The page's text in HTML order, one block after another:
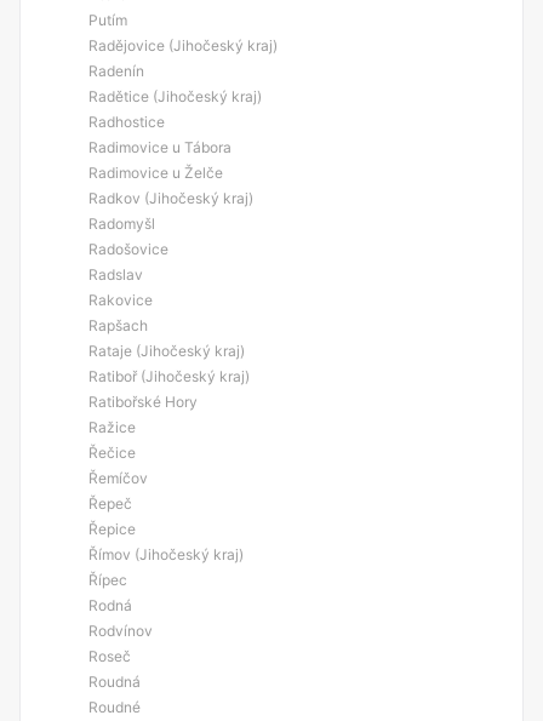
Putím
Radějovice (Jihočeský kraj)
Radenín
Radětice (Jihočeský kraj)
Radhostice
Radimovice u Tábora
Radimovice u Želče
Radkov (Jihočeský kraj)
Radomyšl
Radošovice
Radslav
Rakovice
Rapšach
Rataje (Jihočeský kraj)
Ratiboř (Jihočeský kraj)
Ratibořské Hory
Ražice
Řečice
Řemíčov
Řepeč
Řepice
Římov (Jihočeský kraj)
Řípec
Rodná
Rodvínov
Roseč
Roudná
Roudné